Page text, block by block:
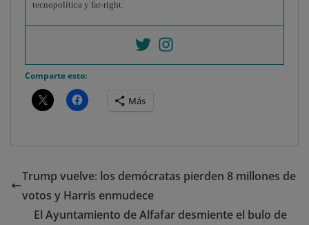
tecnopolítica y far-right.
Comparte esto:
Más
Trump vuelve: los demócratas pierden 8 millones de
votos y Harris enmudece
El Ayuntamiento de Alfafar desmiente el bulo de